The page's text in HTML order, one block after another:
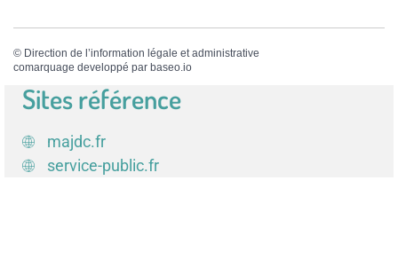
© Direction de l’information légale et administrative
comarquage developpé par baseo.io
Sites référence
majdc.fr
service-public.fr